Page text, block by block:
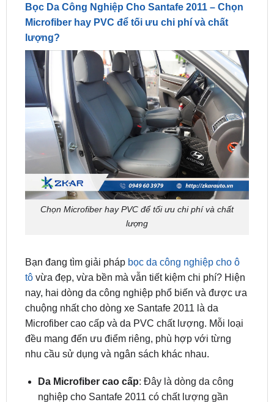
lượng?
Chọn Microfiber hay PVC để tối ưu chi phí và chất
lượng
bọc da công nghiệp cho ô
nay, hai dòng da công nghiệp phổ biến và được ưa
chuộng nhất cho dòng xe Santafe 2011 là da
Microfiber cao cấp và da PVC chất lượng. Mỗi loại
đều mang đến ưu điểm riêng, phù hợp với từng
nhu cầu sử dụng và ngân sách khác nhau.
Da Microfiber cao cấp : Đây là dòng da công
tương đương da thật, với bề mặt mềm mại,
thông thoáng, khả năng chống bong tróc cao và